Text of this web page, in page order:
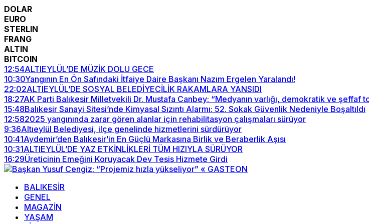
DOLAR
EURO
STERLIN
FRANG
ALTIN
BITCOIN
12:54ALTIEYLÜL’DE MÜZİK DOLU GECE
10:30Yangının En Ön Safındaki İtfaiye Daire Başkanı Nazım Ergelen Yaralandı!
22:02ALTIEYLÜL’DE SOSYAL BELEDİYECİLİK RAKAMLARA YANSIDI
18:27AK Parti Balıkesir Milletvekili Dr. Mustafa Canbey: “Medyanın varlığı, demokratik ve şeffaf
15:48Balıkesir Sanayi Sitesi’nde Kimyasal Sızıntı Alarmı: 52. Sokak Güvenlik Nedeniyle Boşaltıldı
12:582025 yangınında zarar gören alanlar için rehabilitasyon çalışmaları sürüyor
9:36Altıeylül Belediyesi, ilçe genelinde hizmetlerini sürdürüyor
10:41Aydemir’den Balıkesir’in En Güçlü Markasına Birlik ve Beraberlik Aşısı
10:31ALTIEYLÜL’DE YAZ ETKİNLİKLERİ TÜM HIZIYLA SÜRÜYOR
16:29Üreticinin Emeğini Koruyacak Dev Tesis Hizmete Girdi
BALIKESİR
GENEL
MAGAZİN
YAŞAM